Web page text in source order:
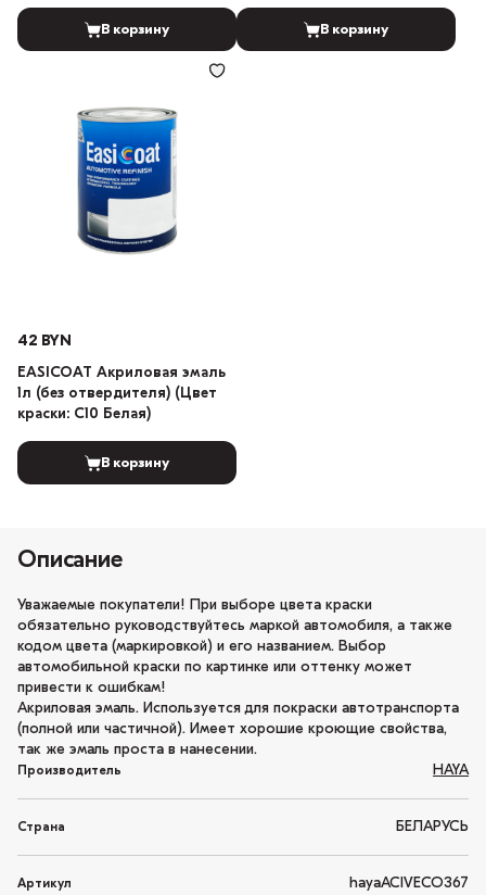
В корзину В корзину
42 BYN
EASICOAT Акриловая эмаль
1л (без отвердителя) (Цвет
краски: C10 Белая)
В корзину
Описание
Уважаемые покупатели! При выборе цвета краски
обязательно руководствуйтесь маркой автомобиля, а также
кодом цвета (маркировкой) и его названием. Выбор
автомобильной краски по картинке или оттенку может
привести к ошибкам!
Акриловая эмаль. Используется для покраски автотранспорта
(полной или частичной). Имеет хорошие кроющие свойства,
так же эмаль проста в нанесении.
Производитель HAYA
Страна БЕЛАРУСЬ
Артикул hayaACIVECO367